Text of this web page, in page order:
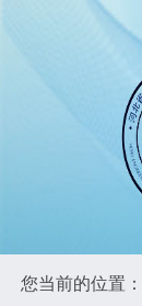
您当前的位置：